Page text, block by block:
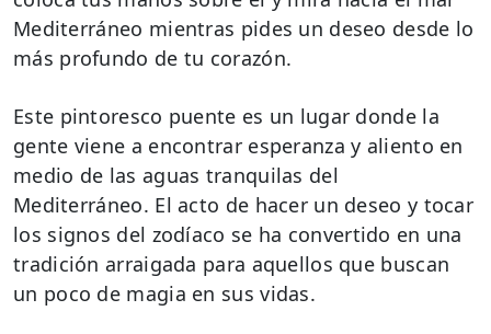
Mediterráneo mientras pides un deseo desde lo
más profundo de tu corazón.
Este pintoresco puente es un lugar donde la
gente viene a encontrar esperanza y aliento en
medio de las aguas tranquilas del
Mediterráneo. El acto de hacer un deseo y tocar
los signos del zodíaco se ha convertido en una
tradición arraigada para aquellos que buscan
un poco de magia en sus vidas.